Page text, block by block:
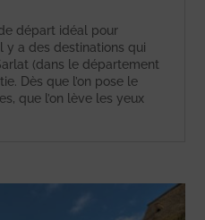
départ idéal pour
y a des destinations qui
(dans le département
Dès que l’on pose le
que l’on lève les yeux